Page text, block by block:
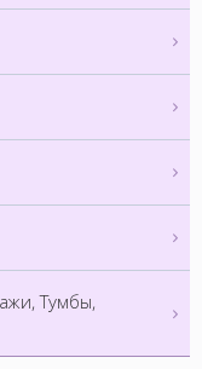
Тумбы,